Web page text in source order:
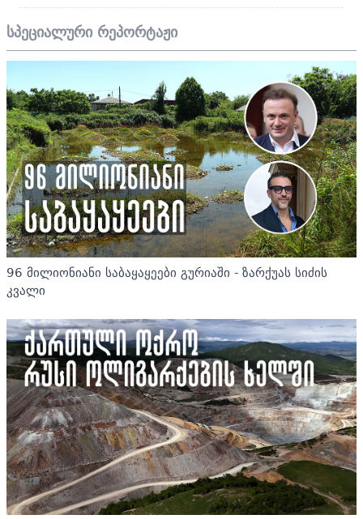
სპეციალური რეპორტაჟი
96 მილიონიანი საბაყაყეები გურიაში - ზარქუას სიძის
კვალი